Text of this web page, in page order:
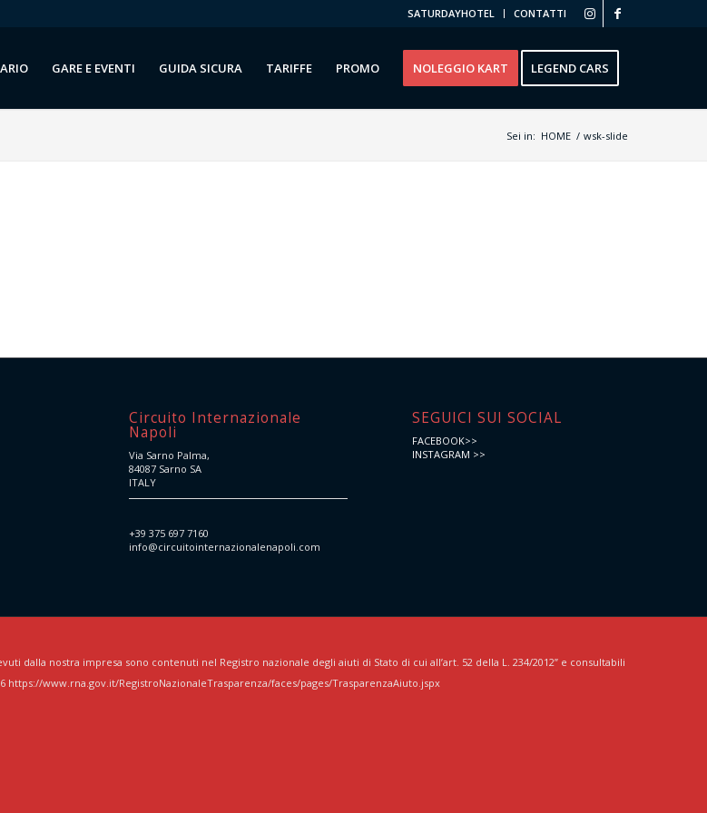
SATURDAYHOTEL CONTATTI
GARE E EVENTI GUIDA SICURA TARIFFE PROMO NOLEGGIO KART LEGEND CARS
Sei in: HOME / wsk-slide
Circuito Internazionale
Napoli
Via Sarno Palma,
84087 Sarno SA
ITALY
+39 375 697 7160
info@circuitointernazionalenapoli.com
SEGUICI SUI SOCIAL
FACEBOOK>>
INSTAGRAM >>
nostra impresa sono contenuti nel Registro nazionale degli aiuti di Stato di cui all’art. 52 della L. 234/2012” e consultabili
https://www.rna.gov.it/RegistroNazionaleTrasparenza/faces/pages/TrasparenzaAiuto.jspx